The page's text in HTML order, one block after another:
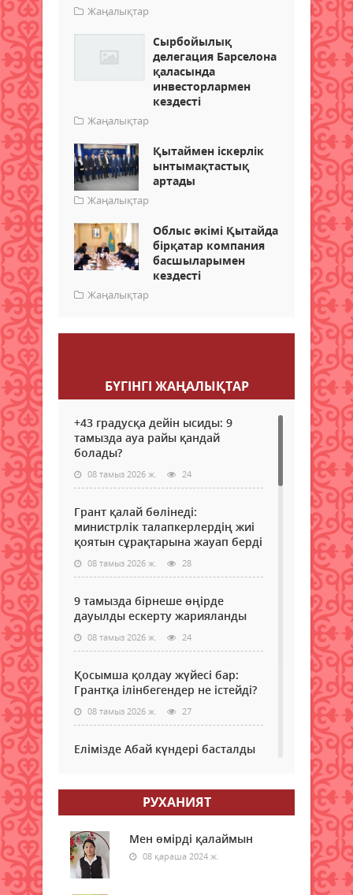
Жаңалықтар
Сырбойылық
делегация Барселона
қаласында
инвесторлармен
кездесті
Жаңалықтар
Қытаймен іскерлік
ынтымақтастық
артады
Жаңалықтар
Облыс әкімі Қытайда
бірқатар компания
басшыларымен
кездесті
Жаңалықтар
БҮГІНГI ЖАҢАЛЫҚТАР
+43 градусқа дейін ысиды: 9
тамызда ауа райы қандай
болады?
08 тамыз 2026 ж. 24
Грант қалай бөлінеді:
министрлік талапкерлердің жиі
қоятын сұрақтарына жауап берді
08 тамыз 2026 ж. 28
9 тамызда бірнеше өңірде
дауылды ескерту жарияланды
08 тамыз 2026 ж. 24
Қосымша қолдау жүйесі бар:
Грантқа ілінбегендер не істейді?
08 тамыз 2026 ж. 27
Елімізде Абай күндері басталды
Қызылордада “Жасыл ел“ еңбек
экологиялық сенбілік өтті
08 тамыз 2026 ж. 25
РУХАНИЯТ
Мен өмірді қалаймын
08 қараша 2024 ж.